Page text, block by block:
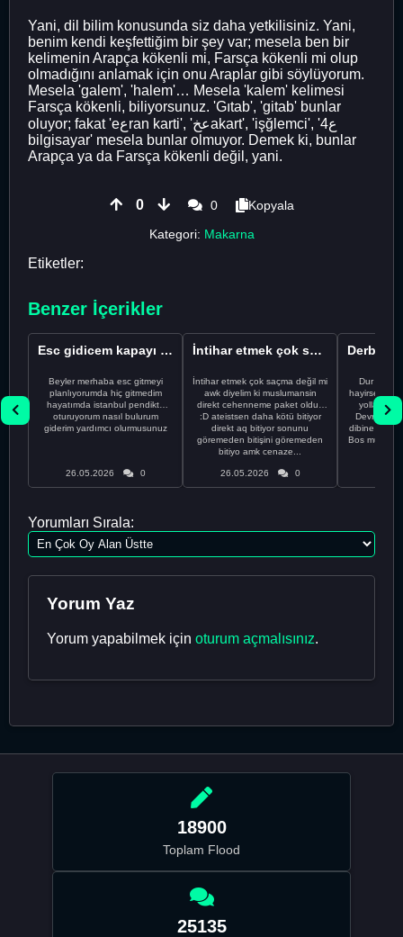
Yani, dil bilim konusunda siz daha yetkilisiniz. Yani,
benim kendi keşfettiğim bir şey var; mesela ben bir
kelimenin Arapça kökenli mi, Farsça kökenli mi olup
olmadığını anlamak için onu Araplar gibi söylüyorum.
Mesela 'galem', 'halem'… Mesela 'kalem' kelimesi
Farsça kökenli, biliyorsunuz. 'Gıtab', 'gitab' bunlar
oluyor; fakat 'eعran karti', 'عخakart', 'işğlemci', '4ع
bilgisayar' mesela bunlar olmuyor. Demek ki, bunlar
Arapça ya da Farsça kökenli değil, yani.
0 0
Kopyala
Kategori: Makarna
Etiketler:
Benzer İçerikler
Esc gidicem kapayı koydum
Beyler merhaba esc gitmeyi
planlıyorumda hiç gitmedim
hayatımda istanbul pendikte
oturuyorum nasıl bulurum
giderim yardımcı olurmusunuz
26.05.2026 0
İntihar etmek çok saçma değil mi
İntihar etmek çok saçma değil mi
awk diyelim ki muslumansin
direkt cehenneme paket oldun
:D ateistsen daha kötü bitiyor
direkt aq bitiyor sonunu
göremeden bitişini göremeden
bitiyo amk cenaze...
26.05.2026 0
Dur
hayirsever
yolla
Devrim abi
dibine
Bos
Yorumları Sırala:
Yorum Yaz
Yorum yapabilmek için oturum açmalısınız.
18900
Toplam Flood
25135